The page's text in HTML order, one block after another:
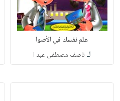
علم نفسك في الأصوا
لـ ناصف مصطفى عبد ا